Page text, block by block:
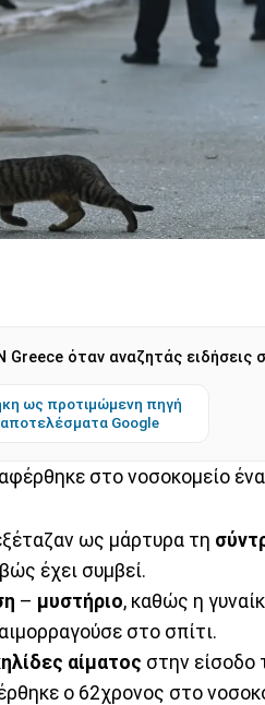
όταν αναζητάς ειδήσεις
ως προτιμώμενη πηγή
Google
στο νοσοκομείο
ως μάρτυρα τη
έχει συμβεί.
– μυστήριο, καθώς η
στο σπίτι.
αίματος στην είσοδο
ο 62χρονος στο